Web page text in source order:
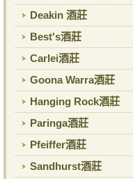
Deakin 酒莊
Best's酒莊
Carlei酒莊
Goona Warra酒莊
Hanging Rock酒莊
Paringa酒莊
Pfeiffer酒莊
Sandhurst酒莊